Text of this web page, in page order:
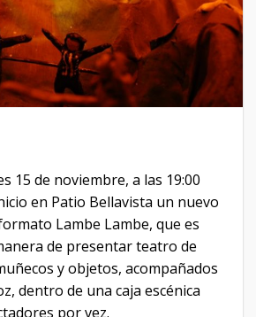
15 de noviembre, a las 19:00
en Patio Bellavista un nuevo
Lambe Lambe, que es
de presentar teatro de
y objetos, acompañados
dentro de una caja escénica
por vez.